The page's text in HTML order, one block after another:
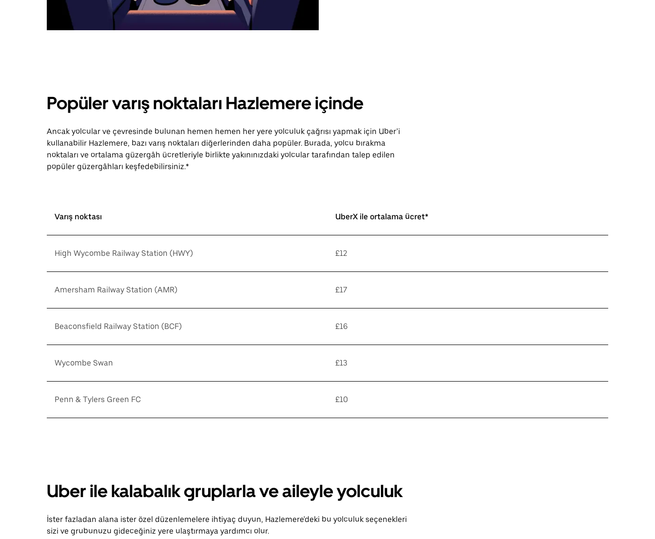
Popüler varış noktaları Hazlemere içinde
Ancak yolcular ve çevresinde bulunan hemen hemen her yere yolculuk çağrısı yapmak için Uber’i
kullanabilir Hazlemere, bazı varış noktaları diğerlerinden daha popüler. Burada, yolcu bırakma
noktaları ve ortalama güzergâh ücretleriyle birlikte yakınınızdaki yolcular tarafından talep edilen
popüler güzergâhları keşfedebilirsiniz.*
Varış noktası UberX ile ortalama ücret*
High Wycombe Railway Station (HWY) £12
Amersham Railway Station (AMR) £17
Beaconsfield Railway Station (BCF) £16
Wycombe Swan £13
Penn & Tylers Green FC £10
Uber ile kalabalık gruplarla ve aileyle yolculuk
İster fazladan alana ister özel düzenlemelere ihtiyaç duyun, Hazlemere'deki bu yolculuk seçenekleri
sizi ve grubunuzu gideceğiniz yere ulaştırmaya yardımcı olur.